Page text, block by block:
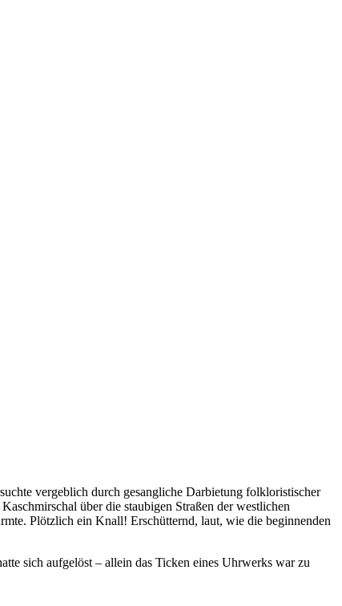
vergeblich durch gesangliche Darbietung folkloristischer
Kaschmirschal über die staubigen Straßen der westlichen
Plötzlich ein Knall! Erschütternd, laut, wie die beginnenden
sich aufgelöst – allein das Ticken eines Uhrwerks war zu